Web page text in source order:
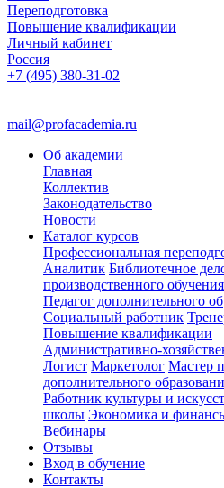
Переподготовка
Повышение квалификации
Личный кабинет
Россия
+7 (495) 380-31-02
mail@profacademia.ru
Об академии
Главная
Коллектив
Законодательство
Новости
Каталог курсов
Профессиональная
Аналитик Библиотечное
производственного обучения
Педагог дополнительного
Социальный работник
Повышение квалификации
Административно-
Логист Маркетолог Мастер
дополнительного
Работник культуры и
школы Экономика и
Вебинары
Отзывы
Вход в обучение
Контакты